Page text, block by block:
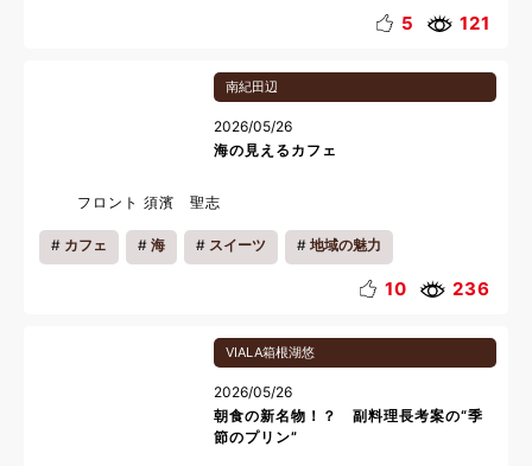
5 121
南紀田辺
2026/05/26
海の見えるカフェ
フロント 須濱 聖志
カフェ 海 スイーツ 地域の魅力
10 236
VIALA箱根湖悠
2026/05/26
朝食の新名物！？ 副料理長考案の“季
節のプリン”